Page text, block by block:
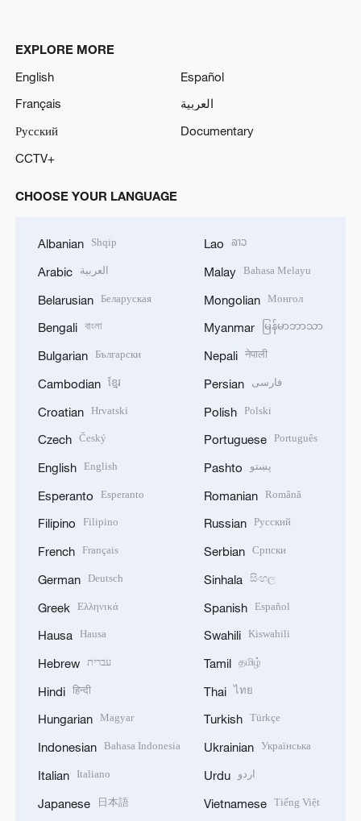
EXPLORE MORE
English
Español
Français
العربية
Русский
Documentary
CCTV+
CHOOSE YOUR LANGUAGE
Albanian Shqip
Arabic العربية
Belarusian Беларуская
Bengali বাংলা
Bulgarian Български
Cambodian ខ្មែរ
Croatian Hrvatski
Czech Český
English English
Esperanto Esperanto
Filipino Filipino
French Français
German Deutsch
Greek Ελληνικά
Hausa Hausa
Hebrew עברית
Hindi हिन्दी
Hungarian Magyar
Indonesian Bahasa Indonesia
Italian Italiano
Japanese 日本語
Lao ລາວ
Malay Bahasa Melayu
Mongolian Монгол
Myanmar မြန်မာဘာသာ
Nepali नेपाली
Persian فارسی
Polish Polski
Portuguese Português
Pashto پښتو
Romanian Română
Russian Русский
Serbian Српски
Sinhala සිංහල
Spanish Español
Swahili Kiswahili
Tamil தமிழ்
Thai ไทย
Turkish Türkçe
Ukrainian Українська
Urdu اردو
Vietnamese Tiếng Việt